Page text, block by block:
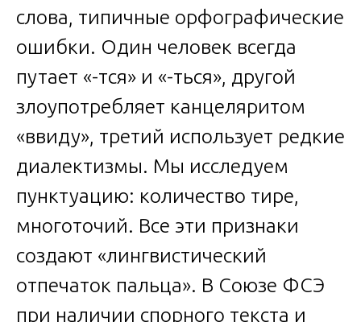
слова, типичные орфографические
ошибки. Один человек всегда
путает «-тся» и «-ться», другой
злоупотребляет канцеляритом
«ввиду», третий использует редкие
диалектизмы. Мы исследуем
пунктуацию: количество тире,
многоточий. Все эти признаки
создают «лингвистический
отпечаток пальца». В Союзе ФСЭ
при наличии спорного текста и